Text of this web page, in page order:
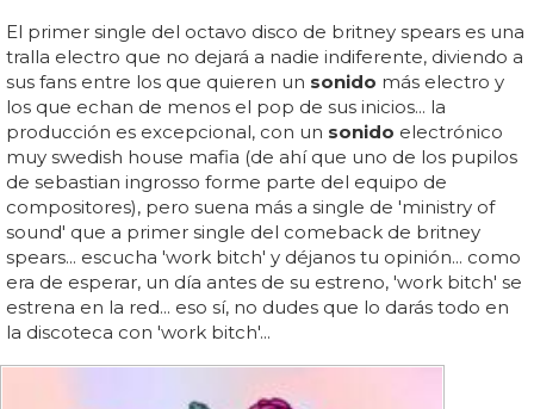
El primer single del octavo disco de britney spears es una
tralla electro que no dejará a nadie indiferente, diviendo a
sus fans entre los que quieren un sonido más electro y
los que echan de menos el pop de sus inicios... la
producción es excepcional, con un sonido electrónico
muy swedish house mafia (de ahí que uno de los pupilos
de sebastian ingrosso forme parte del equipo de
compositores), pero suena más a single de 'ministry of
sound' que a primer single del comeback de britney
spears... escucha 'work bitch' y déjanos tu opinión... como
era de esperar, un día antes de su estreno, 'work bitch' se
estrena en la red... eso sí, no dudes que lo darás todo en
la discoteca con 'work bitch'...